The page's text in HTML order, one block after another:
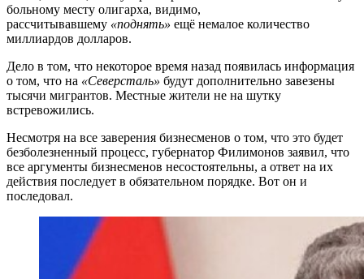
больному месту олигарха, видимо,
рассчитывавшему «поднять» ещё немалое количество
миллиардов долларов.
Дело в том, что некоторое время назад появилась информация
о том, что на «Северсталь» будут дополнительно завезены
тысячи мигрантов. Местные жители не на шутку
встревожились.
Несмотря на все заверения бизнесменов о том, что это будет
безболезненный процесс, губернатор Филимонов заявил, что
все аргументы бизнесменов несостоятельны, а ответ на их
действия последует в обязательном порядке. Вот он и
последовал.